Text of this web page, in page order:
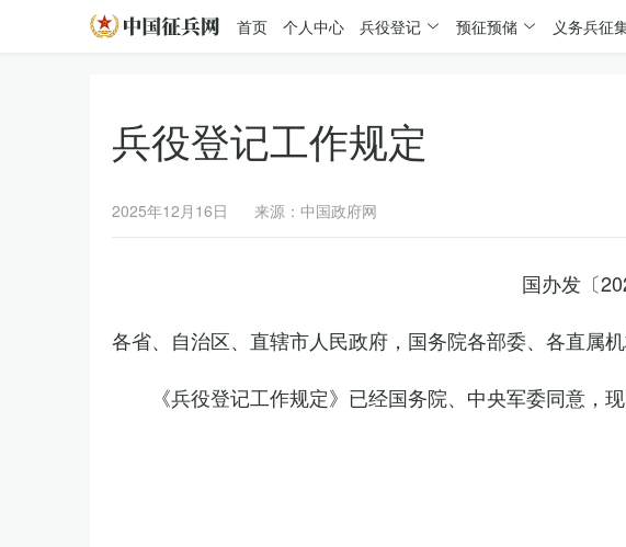
首页 个人中心 兵役登记 预征预储 义务兵征
兵役登记工作规定
2025年12月16日 来源：中国政府网
国办发〔
各省、自治区、直辖市人民政府，国务院各部委、各直属
《兵役登记工作规定》已经国务院、中央军委同意，